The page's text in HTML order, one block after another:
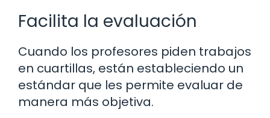
Facilita la evaluación
Cuando los profesores piden trabajos
en cuartillas, están estableciendo un
estándar que les permite evaluar de
manera más objetiva.